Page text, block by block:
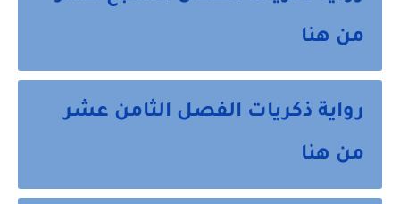
من هنا
رواية ذكريات الفصل الثامن عشر
من هنا